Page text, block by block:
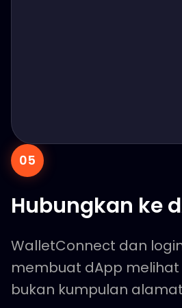
05
Hubungkan ke
WalletConnect dan
membuat dApp melihat
bukan kumpulan